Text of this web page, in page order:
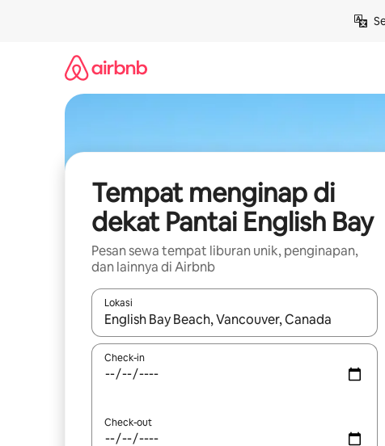
Tempat menginap di
dekat Pantai English Bay
Pesan sewa tempat liburan unik, penginapan,
dan lainnya di Airbnb
Lokasi
Jika hasil yang dicari tersedia, telusuri dengan
Check-in
Check-out